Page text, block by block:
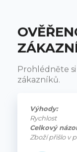
Prohlédněte
zákazníků.
Výhody:
Rychlost
Celkový
Zboží přišlo v